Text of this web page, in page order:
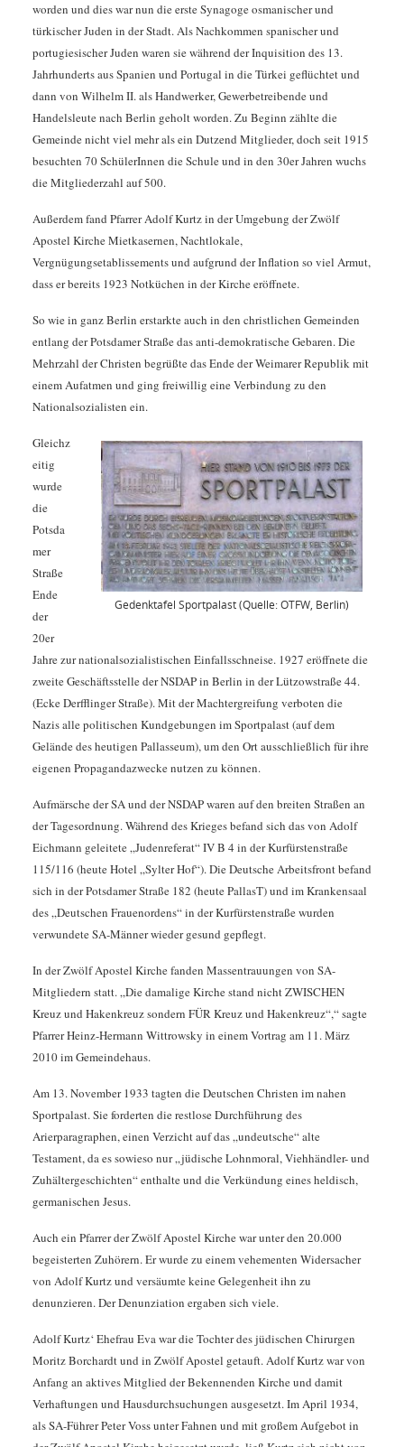
worden und dies war nun die erste Synagoge osmanischer und
türkischer Juden in der Stadt. Als Nachkommen spanischer und
portugiesischer Juden waren sie während der Inquisition des 13.
Jahrhunderts aus Spanien und Portugal in die Türkei geflüchtet und
dann von Wilhelm II. als Handwerker, Gewerbetreibende und
Handelsleute nach Berlin geholt worden. Zu Beginn zählte die
Gemeinde nicht viel mehr als ein Dutzend Mitglieder, doch seit 1915
besuchten 70 SchülerInnen die Schule und in den 30er Jahren wuchs
die Mitgliederzahl auf 500.
Außerdem fand Pfarrer Adolf Kurtz in der Umgebung der Zwölf
Apostel Kirche Mietkasernen, Nachtlokale,
Vergnügungsetablissements und aufgrund der Inflation so viel Armut,
dass er bereits 1923 Notküchen in der Kirche eröffnete.
So wie in ganz Berlin erstarkte auch in den christlichen Gemeinden
entlang der Potsdamer Straße das anti-demokratische Gebaren. Die
Mehrzahl der Christen begrüßte das Ende der Weimarer Republik mit
einem Aufatmen und ging freiwillig eine Verbindung zu den
Nationalsozialisten ein.
Gedenktafel Sportpalast (Quelle: OTFW, Berlin)
Gleichz
eitig
wurde
die
Potsda
mer
Straße
Ende
der
20er
Jahre zur nationalsozialistischen Einfallsschneise. 1927 eröffnete die
zweite Geschäftsstelle der NSDAP in Berlin in der Lützowstraße 44.
(Ecke Derfflinger Straße). Mit der Machtergreifung verboten die
Nazis alle politischen Kundgebungen im Sportpalast (auf dem
Gelände des heutigen Pallasseum), um den Ort ausschließlich für ihre
eigenen Propagandazwecke nutzen zu können.
Aufmärsche der SA und der NSDAP waren auf den breiten Straßen an
der Tagesordnung. Während des Krieges befand sich das von Adolf
Eichmann geleitete „Judenreferat“ IV B 4 in der Kurfürstenstraße
115/116 (heute Hotel „Sylter Hof“). Die Deutsche Arbeitsfront befand
sich in der Potsdamer Straße 182 (heute PallasT) und im Krankensaal
des „Deutschen Frauenordens“ in der Kurfürstenstraße wurden
verwundete SA-Männer wieder gesund gepflegt.
In der Zwölf Apostel Kirche fanden Massentrauungen von SA-
Mitgliedern statt. „Die damalige Kirche stand nicht ZWISCHEN
Kreuz und Hakenkreuz sondern FÜR Kreuz und Hakenkreuz“,“ sagte
Pfarrer Heinz-Hermann Wittrowsky in einem Vortrag am 11. März
2010 im Gemeindehaus.
Am 13. November 1933 tagten die Deutschen Christen im nahen
Sportpalast. Sie forderten die restlose Durchführung des
Arierparagraphen, einen Verzicht auf das „undeutsche“ alte
Testament, da es sowieso nur „jüdische Lohnmoral, Viehhändler- und
Zuhältergeschichten“ enthalte und die Verkündung eines heldisch,
germanischen Jesus.
Auch ein Pfarrer der Zwölf Apostel Kirche war unter den 20.000
begeisterten Zuhörern. Er wurde zu einem vehementen Widersacher
von Adolf Kurtz und versäumte keine Gelegenheit ihn zu
denunzieren. Der Denunziation ergaben sich viele.
Adolf Kurtz‘ Ehefrau Eva war die Tochter des jüdischen Chirurgen
Moritz Borchardt und in Zwölf Apostel getauft. Adolf Kurtz war von
Anfang an aktives Mitglied der Bekennenden Kirche und damit
Verhaftungen und Hausdurchsuchungen ausgesetzt. Im April 1934,
als SA-Führer Peter Voss unter Fahnen und mit großem Aufgebot in